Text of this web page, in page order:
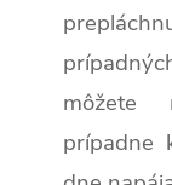
môžete
prípadne